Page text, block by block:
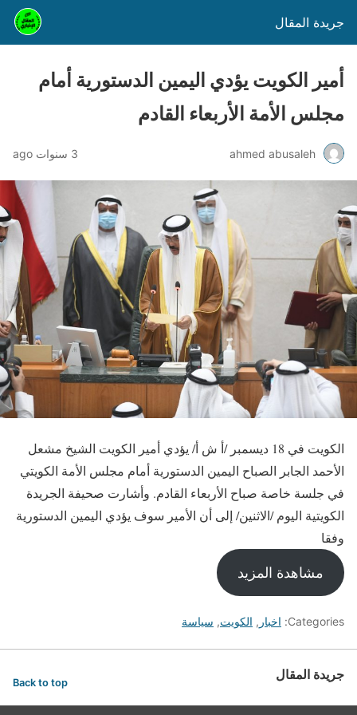
جريدة المقال
أمير الكويت يؤدي اليمين الدستورية أمام
مجلس الأمة الأربعاء القادم
ahmed abusaleh 3 سنوات ago
الكويت في 18 ديسمبر /أ ش أ/ يؤدي أمير الكويت الشيخ مشعل
الأحمد الجابر الصباح اليمين الدستورية أمام مجلس الأمة الكويتي
في جلسة خاصة صباح الأربعاء القادم. وأشارت صحيفة الجريدة
الكويتية اليوم /الاثنين/ إلى أن الأمير سوف يؤدي اليمين الدستورية
وفقا
مشاهدة المزيد
Categories: اخبار , الكويت, سياسة
جريدة المقال Back to top